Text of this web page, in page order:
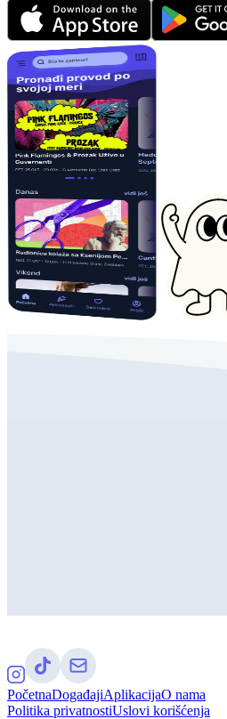
PočetnaDogađajiAplikacijaO nama
Politika privatnostiUslovi korišćenja